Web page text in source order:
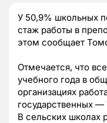
У 50,9% школьных
стаж работы в
этом сообщает
Отмечается, что
учебного года в
организациях
государственных —
В сельских школах